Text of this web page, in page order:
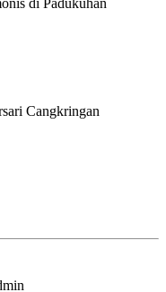
Cangkringan